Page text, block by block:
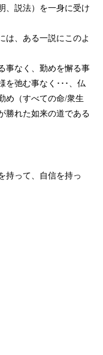
、説法）を一身に受け
は、ある一説にこのよ
事なく、勤めを懈る事
を弛む事なく･･･、仏
め（すべての命/衆生
勝れた如来の道である
って、自信を持っ